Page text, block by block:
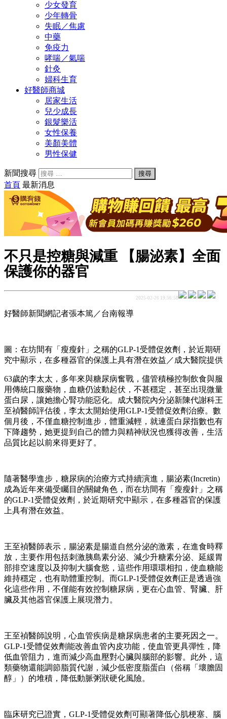
少女發育
少年轉骨
失眠／焦慮
中藥
免疫力
哮喘／氣喘
針灸
婦科生育
好醫師商城
居家生活
兒少成長
銀髮樂活
女性保養
美顏美體
男性保健
新聞搜尋
首頁 最新消息
不只是控糖與減重 【腸泌素】全面
保護你的器官
2025-02-26 19:56:58
好醫師新聞網記者張本篤／台南報導
圖：在坊間有「瘦瘦針」之稱的GLP-1受體促效劑，於近期研
究中顯示，在多種器官的保護上具有潛在效益／成大醫院提供
63歲的李太太，多年來與糖尿病奮戰，儘管積極控制飲食與服
用傳統口服藥物，血糖仍波動起伏，不甚穩定，甚至出現微量
蛋白尿，讓她擔心腎功能惡化。成大醫院內分泌新陳代謝科王
至禎醫師評估後，李太太開始使用GLP-1受體促效劑治療。數
個月後，不僅血糖控制進步，體重減輕，就連蛋白尿指數也有
下降趨勢，她更提到自己的體力與精神狀況也獲得改善，生活
品質比起以前來得更好了。
隨著醫學進步，糖尿病的治療方式持續演進，腸泌素(Incretin)
成為近年來備受矚目的關鍵角色，而在坊間有「瘦瘦針」之稱
的GLP-1受體促效劑，於近期研究中顯示，在多種器官的保護
上具有潛在效益。
王至禎醫師表示，腸泌素是腸道自然分泌的激素，在進食時釋
放，主要作用包括刺激胰島素分泌、減少升糖素分泌、延緩胃
部排空速度以及抑制大腦食慾，這些作用環環相扣，使血糖能
維持穩定，也有助體重控制。而GLP-1受體促效劑正是透過強
化這些作用，不僅能有效控制糖尿病，更在心血管、腎臟、肝
臟及其他器官保護上展現潛力。
王至禎醫師說明，心血管疾病是糖尿病患者的主要死因之一。
GLP-1受體促效劑能改善血管內皮功能，使血管更具彈性，降
低血管阻力，進而減少高血壓對心臟與腦部的影響。此外，這
類藥物還能調節脂質代謝，減少低密度脂蛋白（俗稱「壞膽固
醇」）的堆積，降低動脈粥狀硬化風險。
臨床研究已證實，GLP-1受體促效劑可顯著降低心肌梗塞、腦